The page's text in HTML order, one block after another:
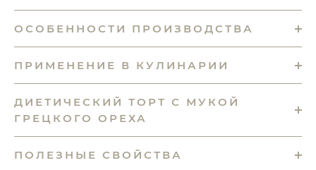
ОСОБЕННОСТИ ПРОИЗВОДСТВА
ПРИМЕНЕНИЕ В КУЛИНАРИИ
ДИЕТИЧЕСКИЙ ТОРТ С МУКОЙ
ГРЕЦКОГО ОРЕХА
ПОЛЕЗНЫЕ СВОЙСТВА